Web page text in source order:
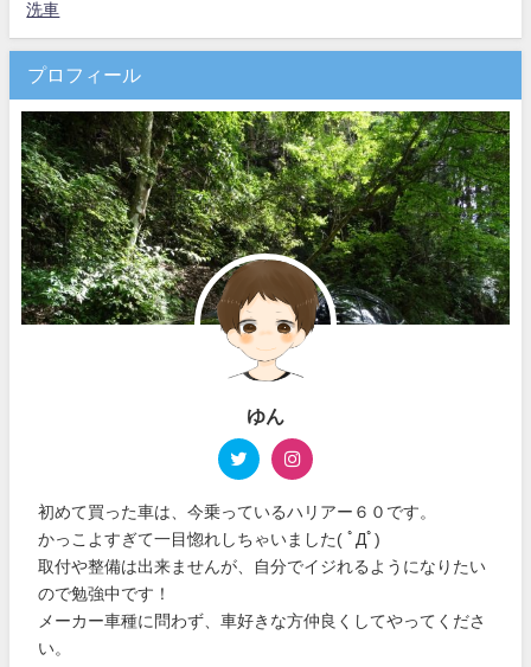
洗車
プロフィール
ゆん
初めて買った車は、今乗っているハリアー６０です。
かっこよすぎて一目惚れしちゃいました( ﾟДﾟ)
取付や整備は出来ませんが、自分でイジれるようになりたい
ので勉強中です！
メーカー車種に問わず、車好きな方仲良くしてやってくださ
い。